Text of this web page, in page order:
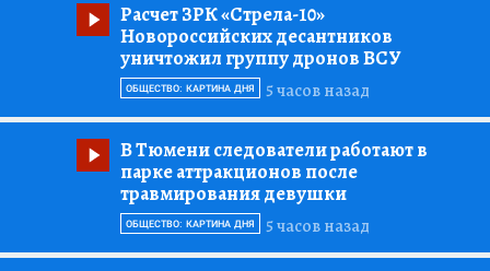
Расчет ЗРК «Стрела-10»
Новороссийских десантников
уничтожил группу дронов ВСУ
5 часов назад
ОБЩЕСТВО: КАРТИНА ДНЯ
В Тюмени следователи работают в
парке аттракционов после
травмирования девушки
5 часов назад
ОБЩЕСТВО: КАРТИНА ДНЯ